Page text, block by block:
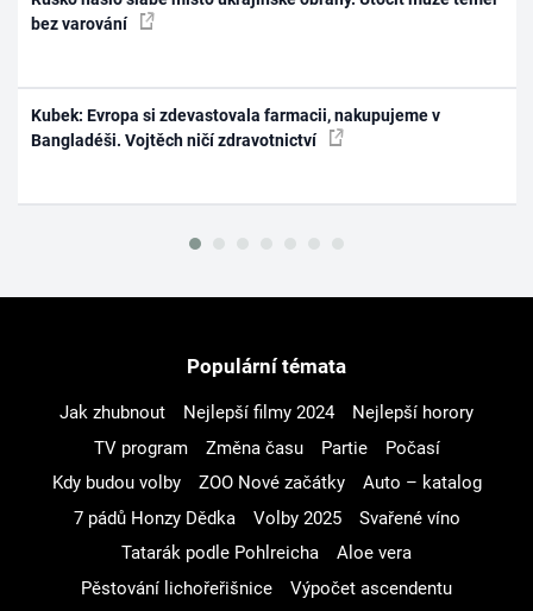
bez varování
Kubek: Evropa si zdevastovala farmacii, nakupujeme v
Bangladéši. Vojtěch ničí zdravotnictví
Populární témata
Jak zhubnout Nejlepší filmy 2024
Nejlepší horory
TV program
Změna času Partie
Počasí
Kdy budou volby
ZOO Nové začátky
Auto – katalog
7 pádů Honzy Dědka
Volby 2025
Svařené víno
Tatarák podle Pohlreicha
Aloe vera
Pěstování lichořeřišnice
Výpočet ascendentu